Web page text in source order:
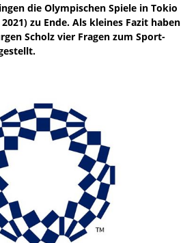
die Olympischen Spiele in Tokio
zu Ende. Als kleines Fazit haben
Scholz vier Fragen zum Sport-